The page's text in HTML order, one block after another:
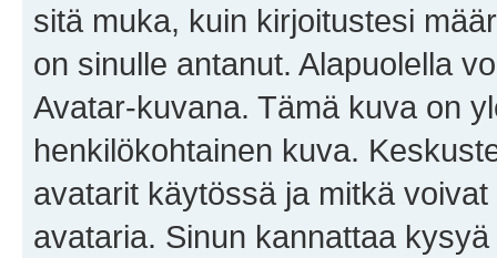
sitä muka, kuin kirjoitustesi
on sinulle antanut. Alapuolella
Avatar-kuvana. Tämä kuva on
henkilökohtainen kuva.
avatarit käytössä ja mitkä
avataria. Sinun kannattaa